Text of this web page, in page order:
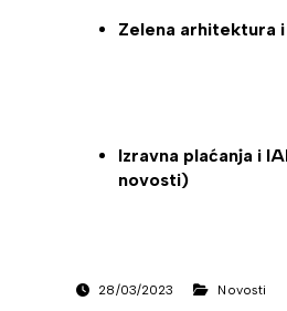
Zelena arhitektura
Izravna plaćanja i
novosti)
28/03/2023 Novosti